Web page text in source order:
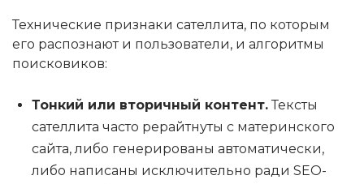
Технические признаки сателлита, по которым
его распознают и пользователи, и алгоритмы
поисковиков:
Тонкий или вторичный контент.Тексты
сателлита часто рерайтнуты с материнского
сайта, либо генерированы автоматически,
либо написаны исключительно ради SEO-